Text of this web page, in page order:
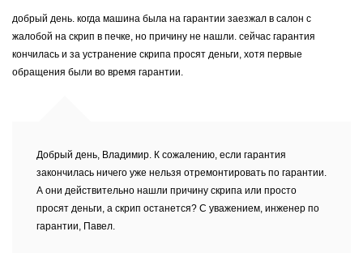
добрый день. когда машина была на гарантии заезжал в салон с
жалобой на скрип в печке, но причину не нашли. сейчас гарантия
кончилась и за устранение скрипа просят деньги, хотя первые
обращения были во время гарантии.
Добрый день, Владимир. К сожалению, если гарантия
закончилась ничего уже нельзя отремонтировать по гарантии.
А они действительно нашли причину скрипа или просто
просят деньги, а скрип останется? С уважением, инженер по
гарантии, Павел.